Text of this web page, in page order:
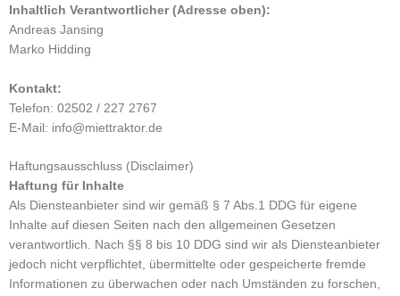
Inhaltlich Verantwortlicher (Adresse oben):
Andreas Jansing
Marko Hidding
Kontakt:
Telefon: 02502 / 227 2767
E-Mail: info@miettraktor.de
Haftungsausschluss (Disclaimer)
Haftung für Inhalte
Als Diensteanbieter sind wir gemäß § 7 Abs.1 DDG für eigene
Inhalte auf diesen Seiten nach den allgemeinen Gesetzen
verantwortlich. Nach §§ 8 bis 10 DDG sind wir als Diensteanbieter
jedoch nicht verpflichtet, übermittelte oder gespeicherte fremde
Informationen zu überwachen oder nach Umständen zu forschen,